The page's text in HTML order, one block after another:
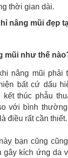
thời gian dài.
nâng mũi đẹp
mũi như thế
nâng mũi phải
bất cứ dấu
kết thúc phẫu
với bình
điều rất cần thiết.
bạn cũng
gây kích ứng da